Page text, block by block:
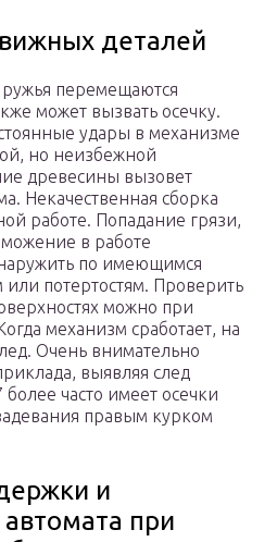
деталей
перемещаются
может вызвать осечку.
удары в механизме
но неизбежной
древесины вызовет
Некачественная сборка
работе. Попадание грязи,
в работе
по имеющимся
потертостям. Проверить
можно при
механизм сработает, на
Очень внимательно
выявляя след
часто имеет осечки
правым курком
и
при